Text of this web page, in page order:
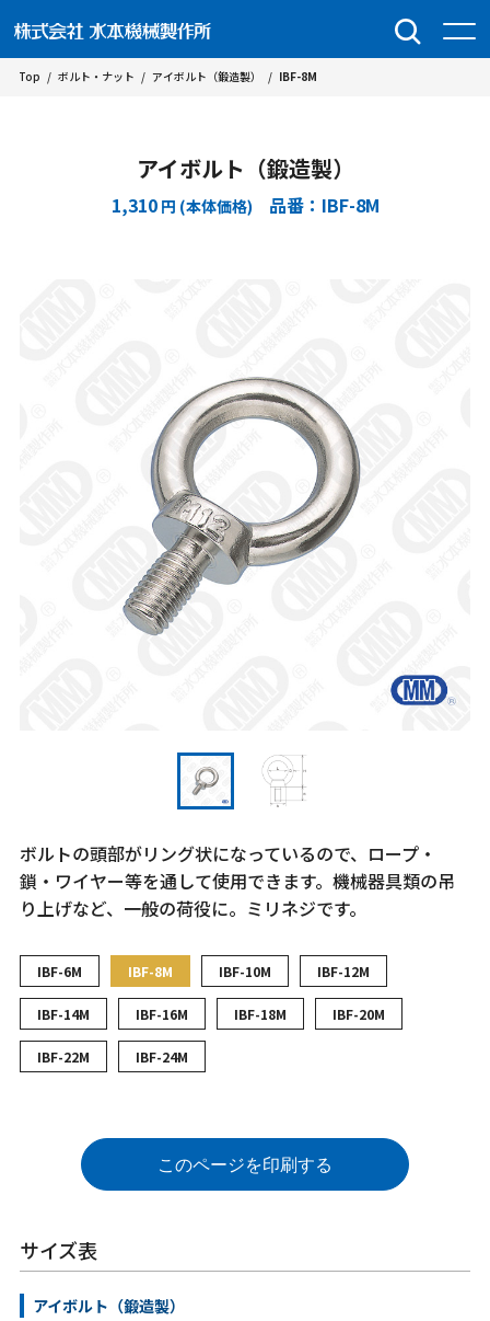
Top / ボルト・ナット / アイボルト（鍛造製） / IBF-8M
アイボルト（鍛造製）
1,310 円 (本体価格) 品番：IBF-8M
ボルトの頭部がリング状になっているので、ロープ・
鎖・ワイヤー等を通して使用できます。機械器具類の吊
り上げなど、一般の荷役に。ミリネジです。
IBF-6M IBF-8M IBF-10M IBF-12M
IBF-14M IBF-16M IBF-18M IBF-20M
IBF-22M IBF-24M
このページを印刷する
サイズ表
アイボルト（鍛造製）